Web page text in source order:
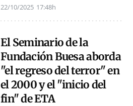
22/10/2025 17:48h
El Seminario de la
Fundación Buesa aborda
"el regreso del terror" en
el 2000 y el "inicio del
fin" de ETA